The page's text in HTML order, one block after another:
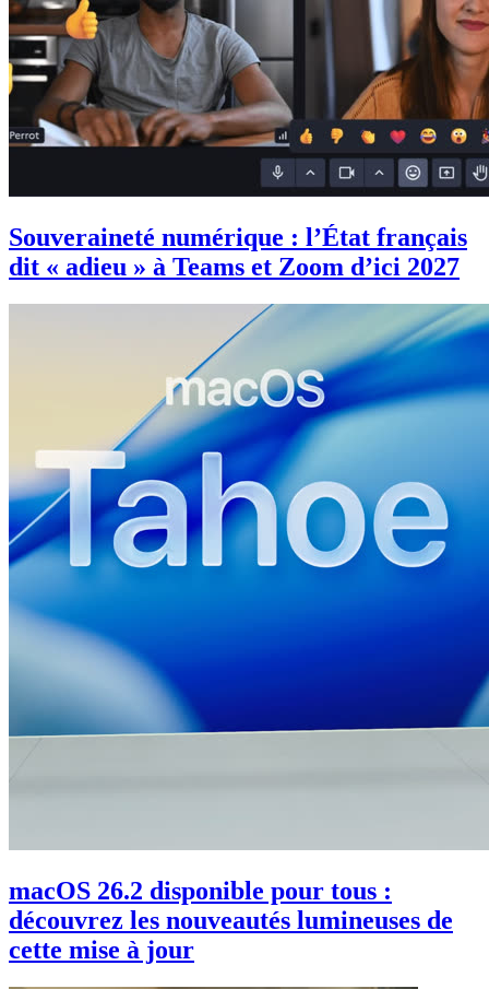
Souveraineté numérique : l’État français
dit « adieu » à Teams et Zoom d’ici 2027
macOS 26.2 disponible pour tous :
découvrez les nouveautés lumineuses de
cette mise à jour